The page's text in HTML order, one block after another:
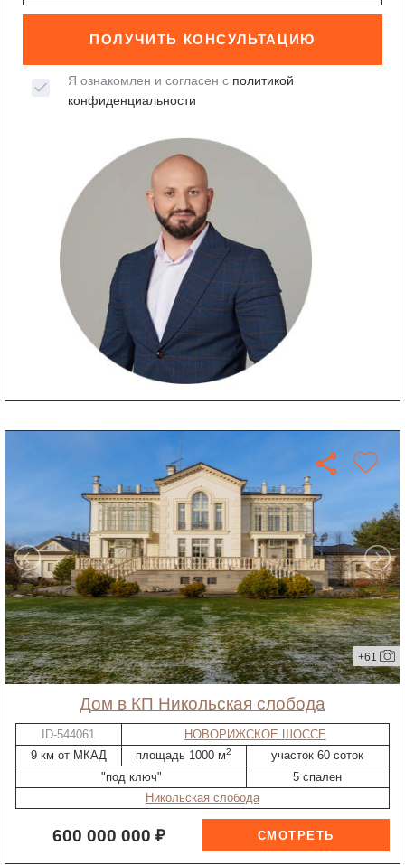
ПОЛУЧИТЬ КОНСУЛЬТАЦИЮ
Я ознакомлен и согласен с политикой
конфиденциальности
+61
дом в КП Никольская слобода
ID-544061
НОВОРИЖСКОЕ ШОССЕ
9 км от МКАД
площадь 1000 м2
участок 60 соток
"под ключ"
5 спален
Никольская слобода
600 000 000 ₽